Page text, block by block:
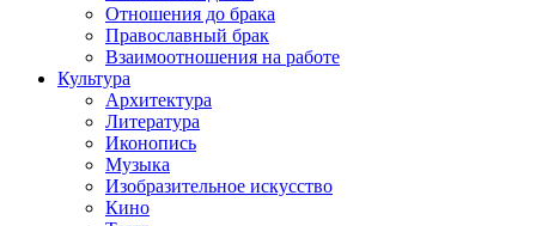
Отношения до брака
Православный брак
Взаимоотношения на работе
Культура
Архитектура
Литература
Иконопись
Музыка
Изобразительное искусство
Кино